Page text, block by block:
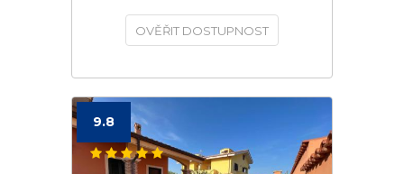
OVĚŘIT DOSTUPNOST
9.8